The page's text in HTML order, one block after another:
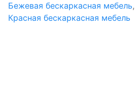
Бежевая бескаркасная мебель,
Красная бескаркасная мебель